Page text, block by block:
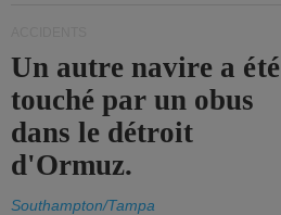
Un autre navire a été
touché par un obus
dans le détroit
d'Ormuz.
Southampton/Tampa